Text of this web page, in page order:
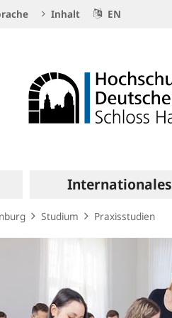
Inhalt EN
Internationales
Studium Praxisstudien